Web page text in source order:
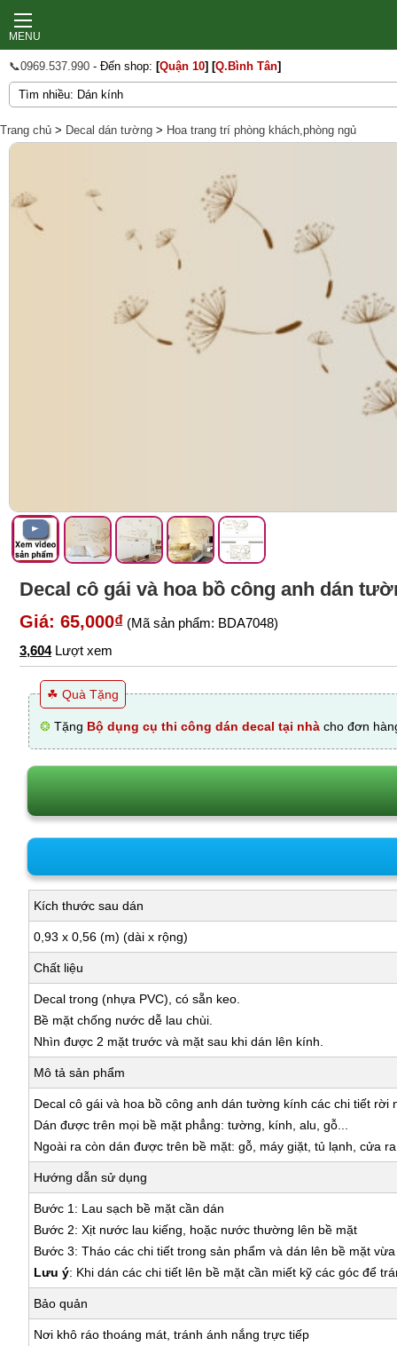
MENU
📞0969.537.990 - Đến shop: [Quận 10] [Q.Bình Tân]
Trang chủ > Decal dán tường > Hoa trang trí phòng khách,phòng ngủ
Decal cô gái và hoa bồ công anh dán
Giá: 65,000₫ (Mã sản phẩm: BDA7048)
3,604Lượt xem
☘ Quà Tặng
❂ Tặng Bộ dụng cụ thi công dán decal tại nhà cho đơn
Kích thước sau dán
0,93 x 0,56 (m) (dài x rộng)
Chất liệu
Decal trong (nhựa PVC), có sẵn keo.
Bề mặt chống nước dễ lau chùi.
Nhìn được 2 mặt trước và mặt sau khi dán lên kính.
Mô tả sản phẩm
Decal cô gái và hoa bồ công anh dán tường kính các chi tiết
Dán được trên mọi bề mặt phẳng: tường, kính, alu, gỗ...
Ngoài ra còn dán được trên bề mặt: gỗ, máy giặt, tủ lạnh, cửa
Hướng dẫn sử dụng
Bước 1: Lau sạch bề mặt cần dán
Bước 2: Xịt nước lau kiếng, hoặc nước thường lên bề mặt
Bước 3: Tháo các chi tiết trong sản phẩm và dán lên bề mặt
Lưu ý: Khi dán các chi tiết lên bề mặt cần miết kỹ các góc để
Bảo quản
Nơi khô ráo thoáng mát, tránh ánh nắng trực tiếp